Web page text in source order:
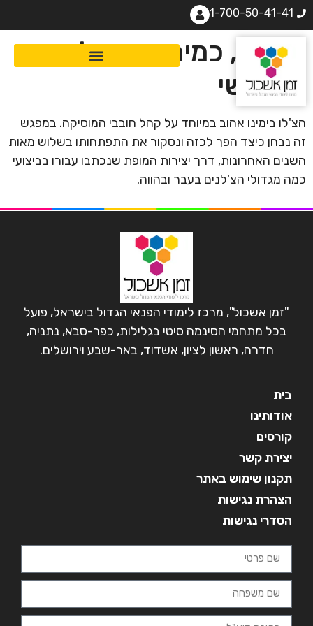
1-700-50-41-41
הצ'לו, כמיתרי הקול
האנושי
הצ'לו בימינו אהוב במיוחד על קהל חובבי המוסיקה. במפגש
זה נבחן כיצד הפך לכזה ונסקור את התפתחותו בשלוש מאות
השנים האחרונות, דרך יצירות המופת שנכתבו עבורו בביצועי
כמה מגדולי הצ'לנים בעבר ובהווה.
"זמן אשכול", מרכז לימודי הפנאי הגדול בישראל, פועל
בכל מתחמי הסינמה סיטי בגלילות, כפר-סבא, נתניה,
חדרה, ראשון לציון, אשדוד, באר-שבע וירושלים.
בית
אודותינו
קורסים
יצירת קשר
תקנון שימוש באתר
הצהרת נגישות
הסדרי נגישות